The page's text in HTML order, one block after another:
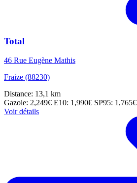
Total
46 Rue Eugène Mathis
Fraize (88230)
Distance: 13,1 km
Gazole: 2,249€ E10: 1,990€ SP95: 1,765€
Voir détails